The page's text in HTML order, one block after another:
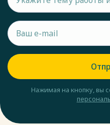
Нажимая на кнопку, вы